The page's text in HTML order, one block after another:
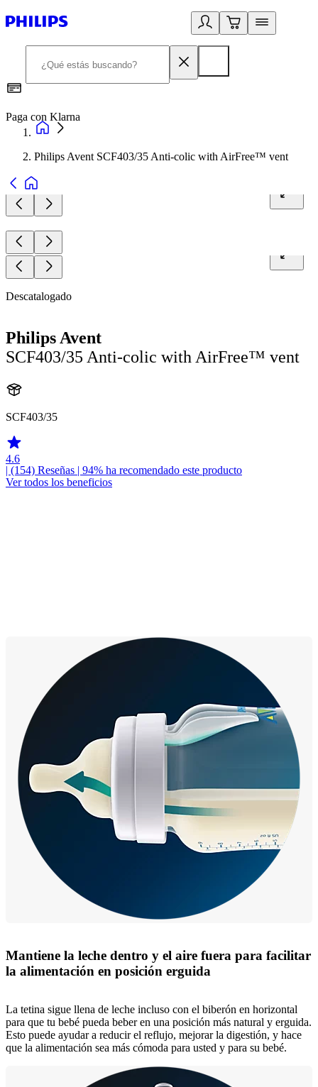
Paga con Klarna
Philips Avent SCF403/35 Anti-colic with AirFree™ vent
Descatalogado
Philips Avent
SCF403/35 Anti-colic with AirFree™ vent
SCF403/35
4.6
| (154) Reseñas | 94% ha recomendado este producto
Ver todos los beneficios
Mantiene la leche dentro y el aire fuera para facilitar
la alimentación en posición erguida
La tetina sigue llena de leche incluso con el biberón en horizontal
para que tu bebé pueda beber en una posición más natural y erguida.
Esto puede ayudar a reducir el reflujo, mejorar la digestión, y hace
que la alimentación sea más cómoda para usted y para su bebé.